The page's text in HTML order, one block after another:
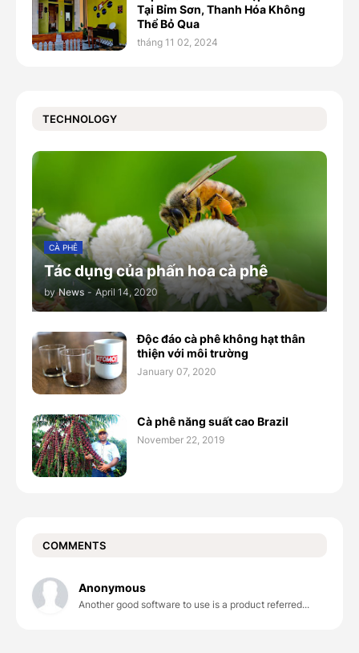
Tại Bỉm Sơn, Thanh Hóa Không
Thể Bỏ Qua
tháng 11 02, 2024
TECHNOLOGY
CÀ PHÊ
Tác dụng của phấn hoa cà phê
by News - April 14, 2020
Độc đáo cà phê không hạt thân
thiện với môi trường
January 07, 2020
Cà phê năng suất cao Brazil
November 22, 2019
COMMENTS
Anonymous
Another good software to use is a product referred...